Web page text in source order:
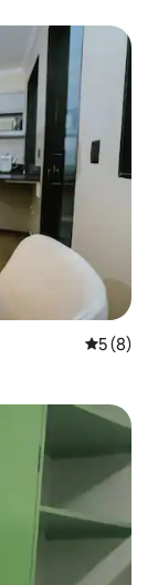
5 (8)